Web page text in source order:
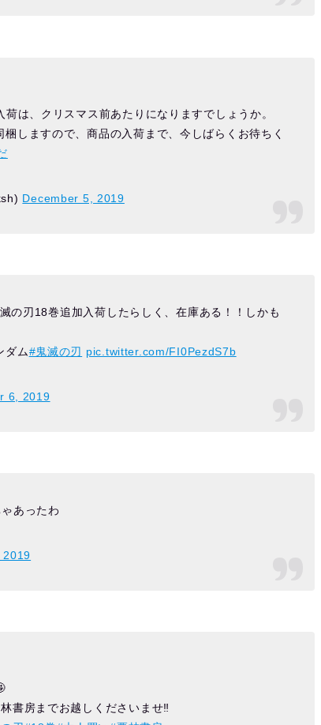
は、クリスマス前あたりになりますでしょうか。
しますので、商品の入荷まで、今しばらくお待ちく
December 5, 2019
の刃18巻追加入荷したらしく、在庫ある！！しかも
ダム#鬼滅の刃 pic.twitter.com/FI0PezdS7b
6, 2019
あったわ
2019
書房までお越しくださいませ‼️